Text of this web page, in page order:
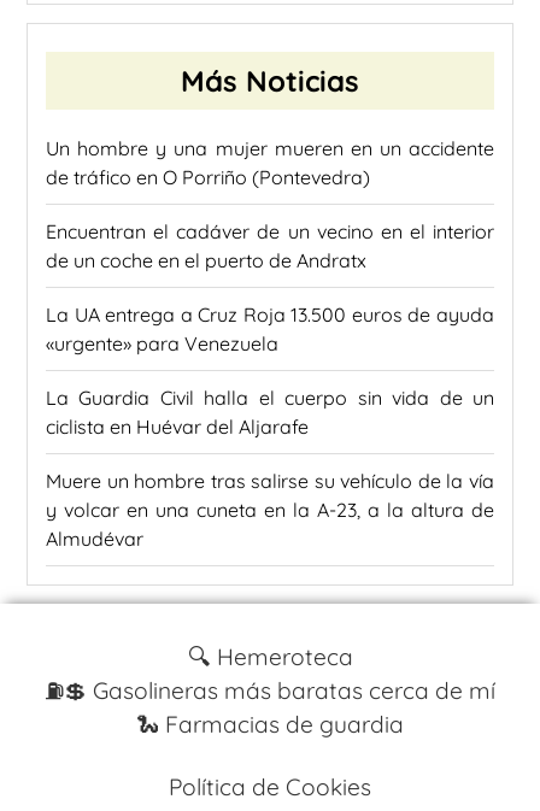
Más Noticias
Un hombre y una mujer mueren en un accidente
de tráfico en O Porriño (Pontevedra)
Encuentran el cadáver de un vecino en el interior
de un coche en el puerto de Andratx
La UA entrega a Cruz Roja 13.500 euros de ayuda
«urgente» para Venezuela
La Guardia Civil halla el cuerpo sin vida de un
ciclista en Huévar del Aljarafe
Muere un hombre tras salirse su vehículo de la vía
y volcar en una cuneta en la A-23, a la altura de
Almudévar
🔍 Hemeroteca
⛽️💲 Gasolineras más baratas cerca de mí
🐍 Farmacias de guardia
Política de Cookies